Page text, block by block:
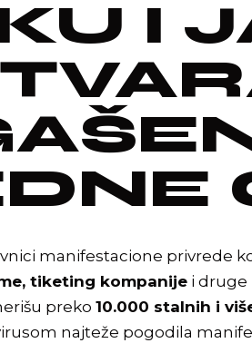
I
manifestacione privrede
tiketing kompanije i druge
preko 10.000 stalnih i
najteže pogodila